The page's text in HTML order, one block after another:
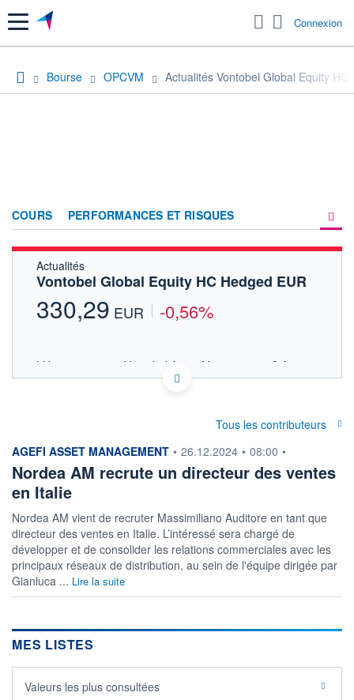
Menu Connexion
Bourse OPCVM Actualités Vontobel Global Equity HC
COURS PERFORMANCES ET RISQUES
Actualités
Vontobel Global Equity HC Hedged EUR
330,29 EUR -0,56%
LU0333249364 - Vontobel Asset Management S.A.
OPCVM DERNIER COURS CONNU AU 06/08/2026
03/12 07/04 05/08
360
CATÉGORIE MORNINGSTAR
Actions Secteur Autres
PEA PEA-PME
CTO BUSINESS
Non éligible Boursobank
Tous les contributeurs
information fournie par
AGEFI ASSET MANAGEMENT • 26.12.2024 • 08:00 •
Nordea AM recrute un directeur des ventes
en Italie
Nordea AM vient de recruter Massimiliano Auditore en tant que
directeur des ventes en Italie. L’intéressé sera chargé de
développer et de consolider les relations commerciales avec les
principaux réseaux de distribution, au sein de l'équipe dirigée par
Gianluca ... Lire la suite
MES LISTES
Valeurs les plus consultées